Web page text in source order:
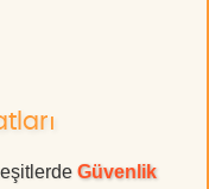
Güvenlik